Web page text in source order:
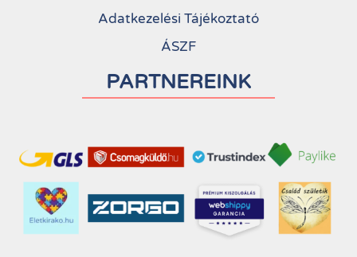
Adatkezelési Tájékoztató
ÁSZF
PARTNEREINK